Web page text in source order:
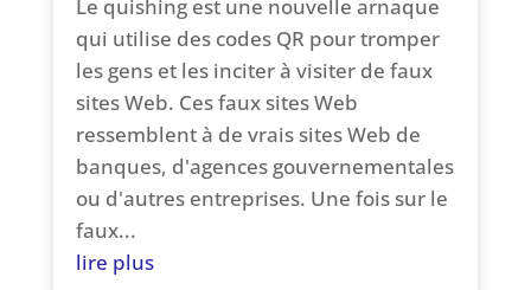
Le quishing est une nouvelle arnaque
qui utilise des codes QR pour tromper
les gens et les inciter à visiter de faux
sites Web. Ces faux sites Web
ressemblent à de vrais sites Web de
banques, d'agences gouvernementales
ou d'autres entreprises. Une fois sur le
faux...
lire plus